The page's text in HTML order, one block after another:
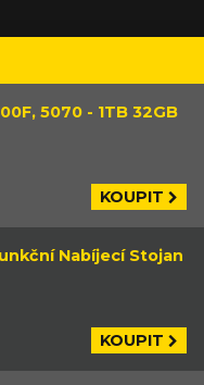
5070 - 1TB 32GB
KOUPIT
Nabíjecí Stojan
KOUPIT